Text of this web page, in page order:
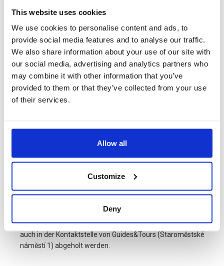
This website uses cookies
We use cookies to personalise content and ads, to
provide social media features and to analyse our traffic.
We also share information about your use of our site with
our social media, advertising and analytics partners who
may combine it with other information that you’ve
provided to them or that they’ve collected from your use
of their services.
Allow all
Customize
Deny
Adresse
TIC – Pražský hrad
Hrad III. nádvoří
119 00 Praha 1
(links neben der Tschechischen Post)
Nächste Haltestelle
STRAßENBAHN Pražský hrad, Pohořelec
Mail: guides@prague.eu oder telefonisch: +420 778 543 671
möglich. Tickets für alle Arten von Stadtführungen können
auch in der Kontaktstelle von Guides&Tours (Staroměstské
náměstí 1) abgeholt werden.